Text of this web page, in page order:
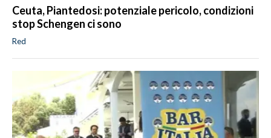
Ceuta, Piantedosi: potenziale pericolo, condizioni
stop Schengen ci sono
Red